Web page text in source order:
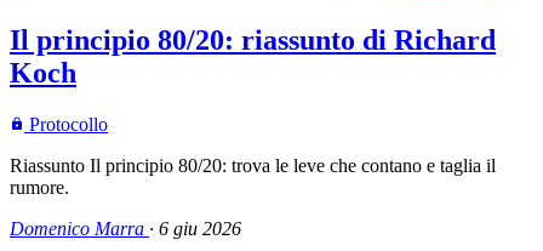
Il principio 80/20: riassunto di Richard
Koch
Protocollo
Riassunto Il principio 80/20: trova le leve che contano e taglia il
rumore.
Domenico Marra · 6 giu 2026